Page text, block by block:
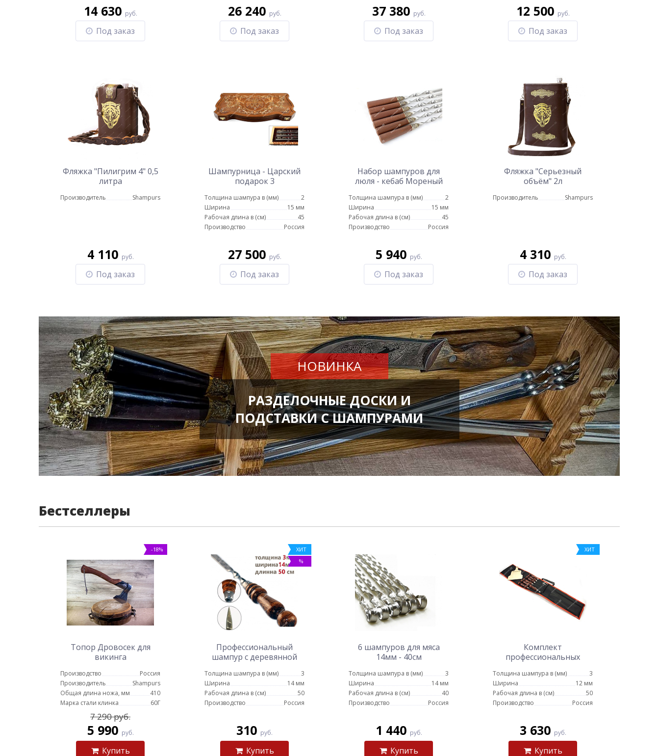
14 630 руб.
Под заказ
26 240 руб.
Под заказ
37 380 руб.
Под заказ
12 500 руб.
Под заказ
Фляжка "Пилигрим 4" 0,5
литра
Производитель Shampurs
4 110 руб.
Под заказ
Шампурница - Царский
подарок 3
Толщина шампура в (мм)
2
Ширина
15 мм
Рабочая длина в (см)
45
Производство
Россия
27 500 руб.
Под заказ
Набор шампуров для
люля - кебаб Мореный
Толщина шампура в (мм)
2
Ширина
15 мм
Рабочая длина в (см)
45
Производство
Россия
5 940 руб.
Под заказ
Фляжка "Серьезный
объём" 2л
Производитель Shampurs
4 310 руб.
Под заказ
НОВИНКА
РАЗДЕЛОЧНЫЕ ДОСКИ И
ПОДСТАВКИ С ШАМПУРАМИ
Бестселлеры
-18%
Топор Дровосек для
викинга
Производство
Россия
Производитель
Shampurs
Общая длина ножа, мм
410
Марка стали клинка
60Г
7 290 руб.
5 990 руб.
Купить
ХИТ
%
Профессиональный
шампур с деревянной
мм - 50 см
Толщина шампура в (мм)
3
Ширина
14 мм
Рабочая длина в (см)
50
Производство
Россия
310 руб.
Купить
6 шампуров для мяса
14мм - 40см
Толщина шампура в (мм)
3
Ширина
14 мм
Рабочая длина в (см)
40
Производство
Россия
1 440 руб.
Купить
ХИТ
Комплект
профессиональных
кочергой № 2
Толщина шампура в (мм)
3
Ширина
12 мм
Рабочая длина в (см)
50
Производство
Россия
3 630 руб.
Купить